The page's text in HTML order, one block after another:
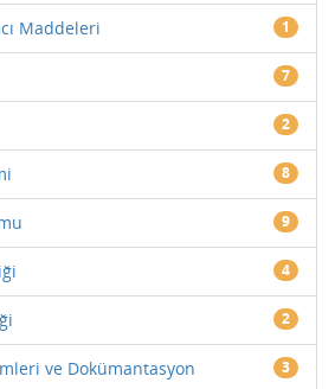
Maddeleri 1
7
2
8
9
4
2
ve Dokümantasyon 3